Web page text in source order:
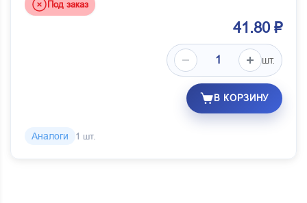
Под заказ
41.80 ₽
шт.
В КОРЗИНУ
Аналоги 1 шт.